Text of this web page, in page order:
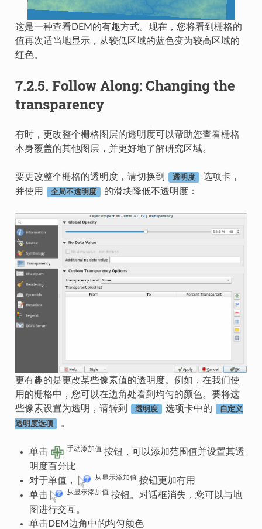
这是一种查看DEM的有趣方式。现在，您将看到栅格的
值再次适当地显示，从较低区域的蓝色变为较高区域的
红色。
7.2.5. Follow Along: Changing the
transparency
有时，更改整个栅格图层的透明度可以帮助您查看栅格
本身覆盖的其他图层，并更好地了解研究区域。
要更改整个栅格的透明度，请切换到 透明度
选项卡，
并使用
全局不透明度 的滑块降低不透明度：
更有趣的是更改某些像素值的透明度。例如，在我们使
用的栅格中，您可以在边角处看到均匀的颜色。要将这
些像素设置为透明，请转到
透明度 选项卡中的 自定义
透明度选项 。
单击 手动添加值按钮，可以添加范围值并设置其透
明度百分比
对于单值，
从显示添加值按钮更加有用
单击
从显示添加值按钮。对话框消失，您可以与地
图进行交互。
单击DEM边角中的均匀颜色